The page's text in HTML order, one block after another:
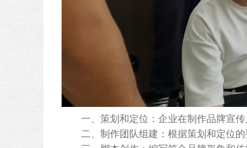
一、策划和定位：企业在制作品牌宣传
二、制作团队组建：根据策划和定位的